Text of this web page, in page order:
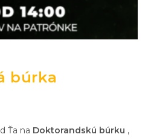
búrka
Ťa na Doktorandskú búrku ,